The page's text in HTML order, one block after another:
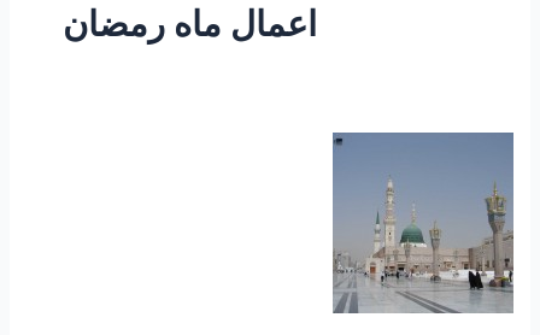
اعمال ماه رمضان
اعمال
و
نمازهای
ماه
های